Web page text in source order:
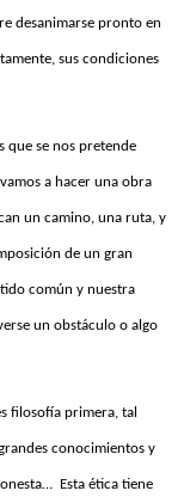
desanimarse pronto en
sus condiciones
que se nos pretende
a hacer una obra
un camino, una ruta, y
de un gran
común y nuestra
un obstáculo o algo
filosofía primera, tal
conocimientos y
Esta ética tiene